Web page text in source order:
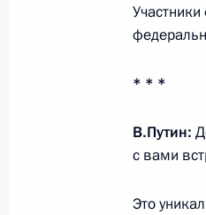
12 апреля
* * *
В.Путин:
с вами
Это